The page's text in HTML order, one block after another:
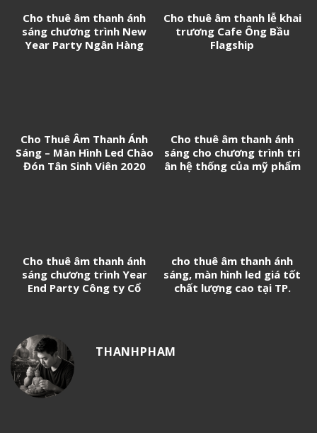
Cho thuê âm thanh ánh
sáng chương trình New
Year Party Ngân Hàng
Cho thuê âm thanh lễ khai
trương Cafe Ông Bầu
Flagship
Cho Thuê Âm Thanh Ánh
Sáng – Màn Hình Led Chào
Đón Tân Sinh Viên 2020
Cho thuê âm thanh ánh
sáng cho chương trình tri
ân hệ thống của mỹ phẩm
Cho thuê âm thanh ánh
sáng chương trình Year
End Party Công ty Cổ
cho thuê âm thanh ánh
sáng, màn hình led giá tốt
chất lượng cao tại TP.
THANHPHAM